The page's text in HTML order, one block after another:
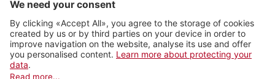
2025Rock
She's The Feather
Land of Pure
2024Rock
more_horiz